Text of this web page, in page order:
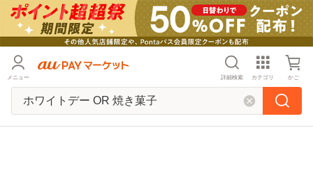
メニュー 詳細検索 カテゴリ かご